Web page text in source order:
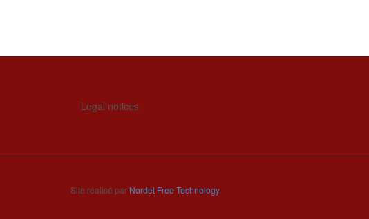
Legal notices
Site réalisé par Nordet Free Technology.